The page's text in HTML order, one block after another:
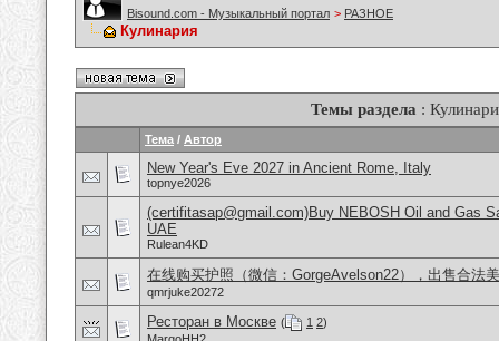
Bisound.com - Музыкальный портал > РАЗНОЕ
Кулинария
Темы раздела :
Тема / Автор
New Year's Eve 2027 in Ancient Rome, Italy
topnye2026
(certifitasap@gmail.com)Buy NEBOSH Oil and Gas
UAE
Rulean4KD
在线购买护照（微信：GorgeAvelson22），出售合法
qmrjuke20272
Ресторан в Москве ( 1 2)